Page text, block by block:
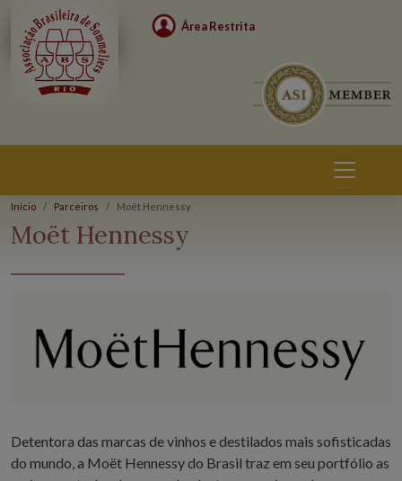
Área Restrita
Início Parceiros Moët Hennessy
Parceiros
Moët Hennessy
Detentora das marcas de vinhos e destilados mais sofisticadas
do mundo, a Moët Hennessy do Brasil traz em seu portfólio as